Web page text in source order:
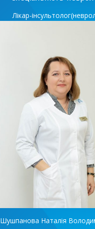
Лікар-
Шушпанова Наталія